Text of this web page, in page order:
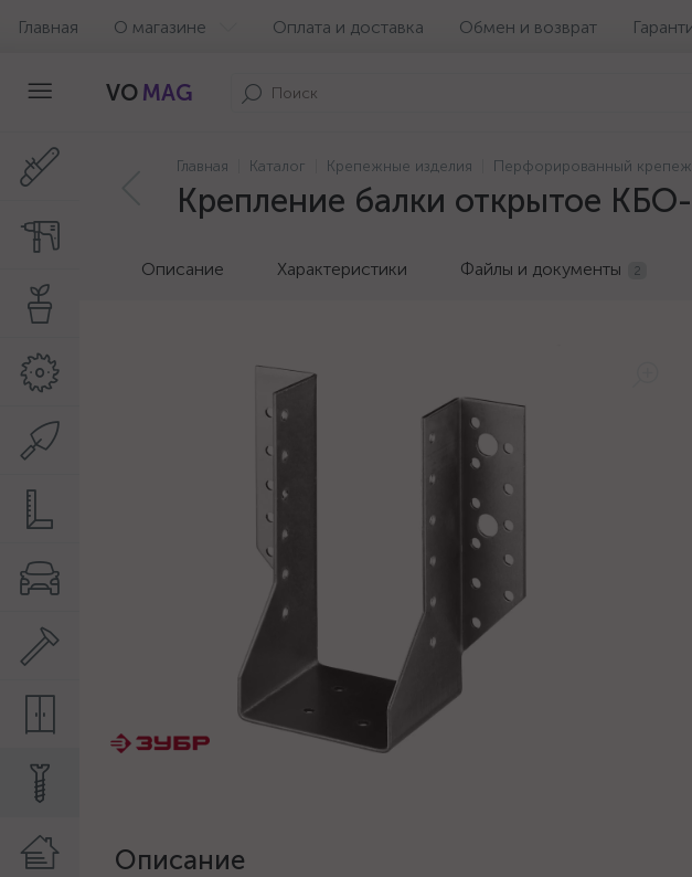
Главная О магазине Оплата и доставка Обмен и возврат
VO MAG
Главная Каталог Крепежные изделия Перфорированный крепеж
Крепление балки открытое
Описание Характеристики Файлы и документы 2
Описание